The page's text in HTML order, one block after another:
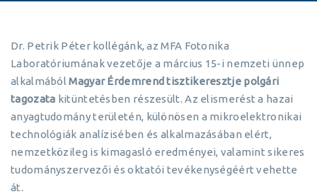
Dr. Petrik Péter kollégánk, az MFA Fotonika
Laboratóriumának vezetője a március 15-i nemzeti ünnep
alkalmábólMagyar Érdemrend tisztikeresztje polgári
tagozata kitüntetésben részesült. Az elismerést a hazai
anyagtudomány területén, különösen a mikroelektronikai
technológiák analízisében és alkalmazásában elért,
nemzetközileg is kimagasló eredményei, valamint sikeres
tudományszervezői és oktatói tevékenységéért vehette
át.